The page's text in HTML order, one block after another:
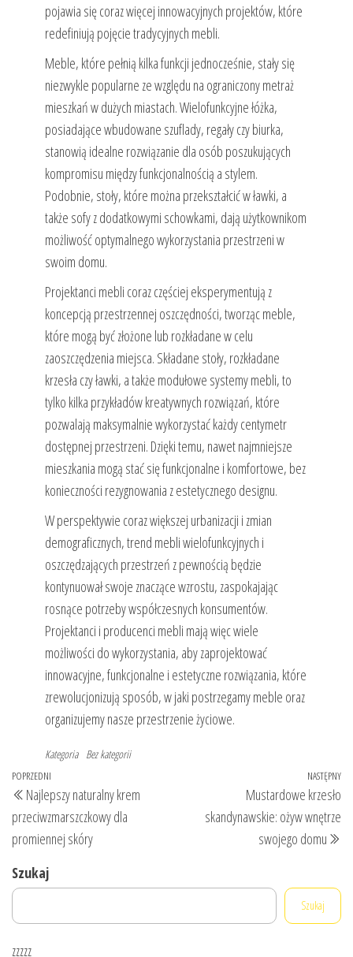
pojawia się coraz więcej innowacyjnych projektów, które
redefiniują pojęcie tradycyjnych mebli.
Meble, które pełnią kilka funkcji jednocześnie, stały się
niezwykle popularne ze względu na ograniczony metraż
mieszkań w dużych miastach. Wielofunkcyjne łóżka,
posiadające wbudowane szuflady, regały czy biurka,
stanowią idealne rozwiązanie dla osób poszukujących
kompromisu między funkcjonalnością a stylem.
Podobnie, stoły, które można przekształcić w ławki, a
także sofy z dodatkowymi schowkami, dają użytkownikom
możliwość optymalnego wykorzystania przestrzeni w
swoim domu.
Projektanci mebli coraz częściej eksperymentują z
koncepcją przestrzennej oszczędności, tworząc meble,
które mogą być złożone lub rozkładane w celu
zaoszczędzenia miejsca. Składane stoły, rozkładane
krzesła czy ławki, a także modułowe systemy mebli, to
tylko kilka przykładów kreatywnych rozwiązań, które
pozwalają maksymalnie wykorzystać każdy centymetr
dostępnej przestrzeni. Dzięki temu, nawet najmniejsze
mieszkania mogą stać się funkcjonalne i komfortowe, bez
konieczności rezygnowania z estetycznego designu.
W perspektywie coraz większej urbanizacji i zmian
demograficznych, trend mebli wielofunkcyjnych i
oszczędzających przestrzeń z pewnością będzie
kontynuował swoje znaczące wzrostu, zaspokajając
rosnące potrzeby współczesnych konsumentów.
Projektanci i producenci mebli mają więc wiele
możliwości do wykorzystania, aby zaprojektować
innowacyjne, funkcjonalne i estetyczne rozwiązania, które
zrewolucjonizują sposób, w jaki postrzegamy meble oraz
organizujemy nasze przestrzenie życiowe.
Kategoria Bez kategorii
Nawigacja
wpisu
Poprzedni
wpis
POPRZEDNI
Najlepszy naturalny krem
przeciwzmarszczkowy dla
promiennej skóry
NASTĘPNY
Mustardowe krzesło
skandynawskie: ożyw wnętrze
swojego domu
Szukaj
Szukaj
zzzzz